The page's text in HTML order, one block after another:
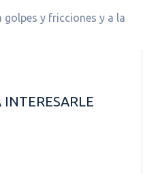
golpes y fricciones y a la